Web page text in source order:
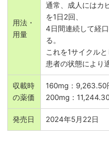
用法・
用量
通常、成人にはカ
を1日2回、
4日間連続して経
る。
これを1サイクル
患者の状態により
収載時
の薬価
160mg：9,263.50
200mg：
発売日 2024年5月22日